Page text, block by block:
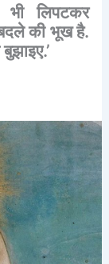
भी
लिपटकर
की भूखहै.
बुझाइए.’